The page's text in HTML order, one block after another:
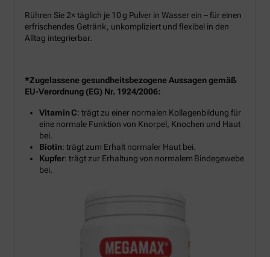
Rühren Sie 2× täglich je 10 g Pulver in Wasser ein – für einen
erfrischendes Getränk, unkompliziert und flexibel in den
Alltag integrierbar.
*Zugelassene gesundheitsbezogene Aussagen gemäß
EU-Verordnung (EG) Nr. 1924/2006:
Vitamin C: trägt zu einer normalen Kollagenbildung für
eine normale Funktion von Knorpel, Knochen und Haut
bei.
Biotin: trägt zum Erhalt normaler Haut bei.
Kupfer: trägt zur Erhaltung von normalem Bindegewebe
bei.